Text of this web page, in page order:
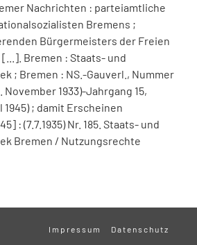
Nachrichten : parteiamtliche
Bremens ;
Bürgermeisters der Freien
Bremen : Staats- und
; Bremen : NS.-Gauverl., Nummer
November 1933)-Jahrgang 15,
1945) ; damit Erscheinen
: (7.7.1935) Nr. 185. Staats- und
Bremen / Nutzungsrechte
Impressum Datenschutz